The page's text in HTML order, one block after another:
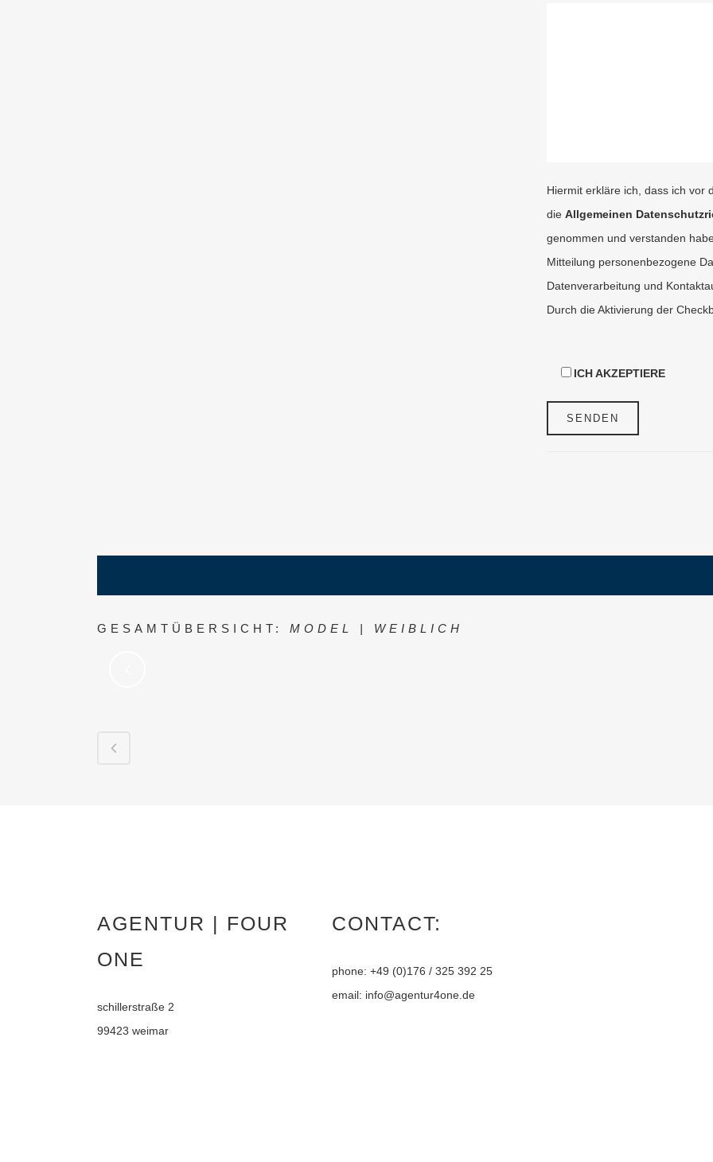
Hiermit erkläre ich, dass ich vor
die Allgemeinen
genommen und verstanden
Mitteilung personenbezogene
Datenverarbeitung und
Durch die Aktivierung der
ICH AKZEPTIERE
GESAMTÜBERSICHT: MODEL | WEIBLICH
AGENTUR | FOUR
ONE
schillerstraße 2
99423 weimar
CONTACT:
phone: +49 (0)176 / 325 392 25
email: info@agentur4one.de